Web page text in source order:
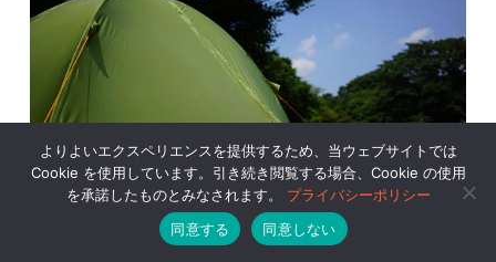
よりよいエクスペリエンスを提供するため、当ウェブサイトでは
Cookie を使用しています。引き続き閲覧する場合、Cookie の使用
を承諾したものとみなされます。 プライバシーポリシー
同意する
同意しない